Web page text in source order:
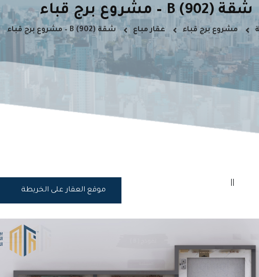
شقة B (902) – مشروع برج قباء
مشروع برج قباء عقار مباع شقة B (902) – مشروع برج قباء
موقع العقار على الخريطة